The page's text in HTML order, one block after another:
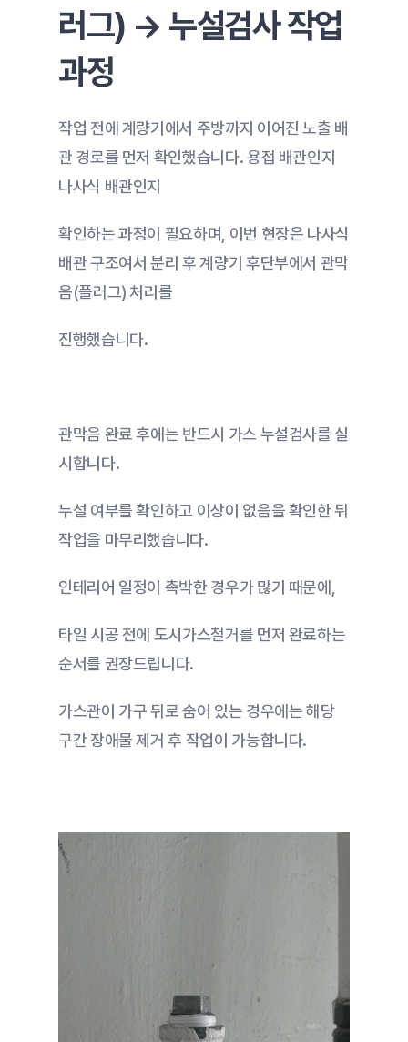
러그) → 누설검사 작업
과정
작업 전에 계량기에서 주방까지 이어진 노출 배
관 경로를 먼저 확인했습니다. 용접 배관인지
나사식 배관인지
확인하는 과정이 필요하며, 이번 현장은 나사식
배관 구조여서 분리 후 계량기 후단부에서 관막
음(플러그) 처리를
진행했습니다.
관막음 완료 후에는 반드시 가스 누설검사를 실
시합니다.
누설 여부를 확인하고 이상이 없음을 확인한 뒤
작업을 마무리했습니다.
인테리어 일정이 촉박한 경우가 많기 때문에,
타일 시공 전에 도시가스철거를 먼저 완료하는
순서를 권장드립니다.
가스관이 가구 뒤로 숨어 있는 경우에는 해당
구간 장애물 제거 후 작업이 가능합니다.